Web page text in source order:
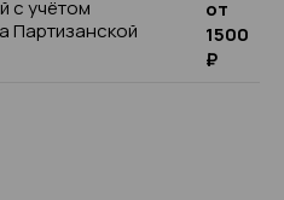
с учётом
Партизанской
от
1500
₽